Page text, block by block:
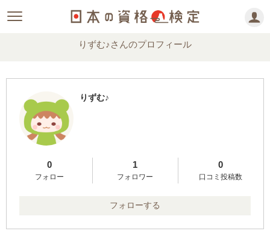
りずむ♪さんのプロフィール
りずむ♪
0
フォロー
1
フォロワー
0
口コミ投稿数
フォローする